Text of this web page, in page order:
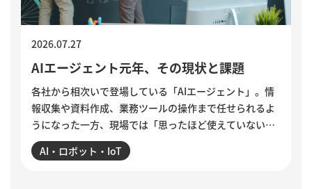
AIエージェント元年、その現状と課題
2026.07.27
各社から相次いで登場している「AIエージェント」。情
報収集や資料作成、業務ツールの操作まで任せられるよ
うになった一方、現場では「思ったほど使えていない」
という声も聞かれます。各社のAIエージェント機能を紹
介するとともに、導入がうまくいかない5つの理由を整
AI・ロボット・IoT